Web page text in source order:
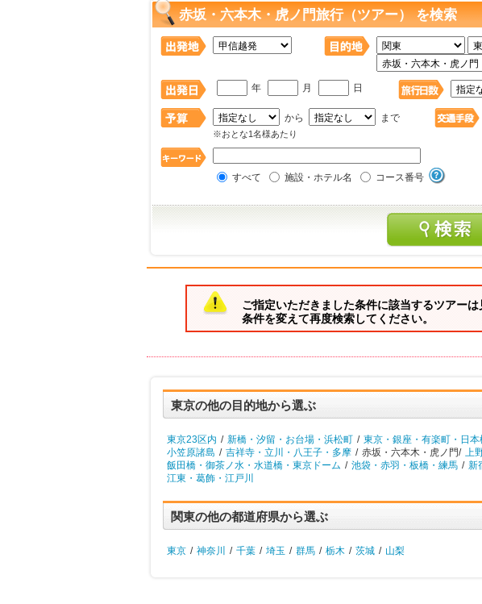
赤坂・六本木・虎ノ門旅行（ツアー） を検索
年 月 日
から まで
※おとな1名様あたり
すべて 施設・ホテル名 コース番号
ご指定いただきました条件に該当するツアーは
条件を変えて再度検索してください。
東京の他の目的地から選ぶ
東京23区内 / 新橋・汐留・お台場・浜松町 / 東京・銀座・有楽町・日本
小笠原諸島 / 吉祥寺・立川・八王子・多摩 / 赤坂・六本木・虎ノ門/ 上
飯田橋・御茶ノ水・水道橋・東京ドーム / 池袋・赤羽・板橋・練馬 / 新
江東・葛飾・江戸川
関東の他の都道府県から選ぶ
東京 / 神奈川 / 千葉 / 埼玉 / 群馬 / 栃木 / 茨城 / 山梨